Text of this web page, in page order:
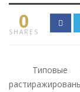
0
SHARES